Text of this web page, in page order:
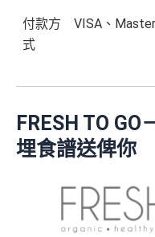
付款方
式
VISA、
FRESH TO
埋食譜送俾你